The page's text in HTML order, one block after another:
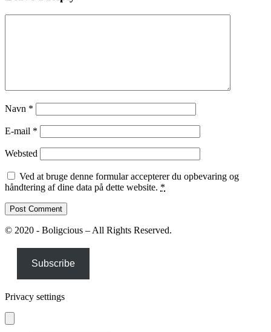
Navn *
E-mail *
Websted
Ved at bruge denne formular accepterer du opbevaring og
håndtering af dine data på dette website. *
© 2020 - Boligcious – All Rights Reserved.
Subscribe
Privacy settings